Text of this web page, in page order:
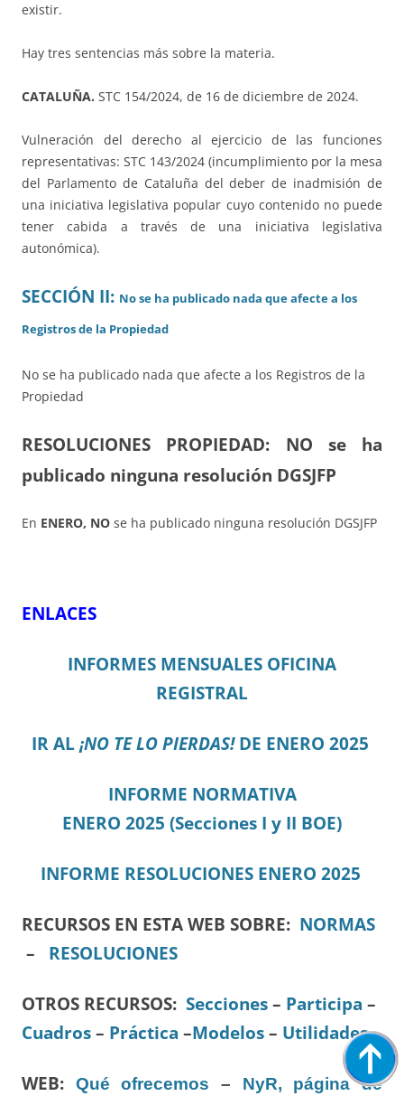
existir.
Hay tres sentencias más sobre la materia.
CATALUÑA. STC 154/2024, de 16 de diciembre de 2024.
Vulneración del derecho al ejercicio de las funciones
representativas: STC 143/2024 (incumplimiento por la mesa
del Parlamento de Cataluña del deber de inadmisión de
una iniciativa legislativa popular cuyo contenido no puede
tener cabida a través de una iniciativa legislativa
autonómica).
SECCIÓN II: No se ha publicado nada que afecte a los
Registros de la Propiedad
No se ha publicado nada que afecte a los Registros de la
Propiedad
RESOLUCIONES PROPIEDAD: NO se ha
publicado ninguna resolución DGSJFP
En ENERO, NO se ha publicado ninguna resolución DGSJFP
ENLACES
INFORMES MENSUALES OFICINA
REGISTRAL
IR AL ¡NO TE LO PIERDAS!DE ENERO 2025
INFORME NORMATIVA
ENERO 2025 (Secciones I y II BOE)
INFORME RESOLUCIONES ENERO 2025
RECURSOS EN ESTA WEB SOBRE: NORMAS
– RESOLUCIONES
OTROS RECURSOS: Secciones – Participa –
Cuadros – Práctica –Modelos – Utilidades
WEB: Qué ofrecemos – NyR, página de